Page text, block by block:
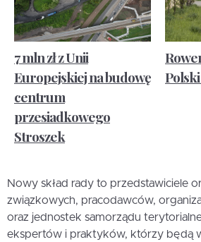
7 mln zł z Unii
Europejskiej na budowę
centrum
przesiadkowego
Stroszek
Polski
Nowy skład rady to przedstawiciele
związkowych, pracodawców,
oraz jednostek samorządu
ekspertów i praktyków, którzy będą